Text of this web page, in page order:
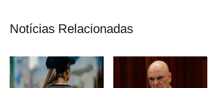
Notícias Relacionadas